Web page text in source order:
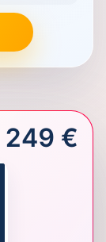
249 €